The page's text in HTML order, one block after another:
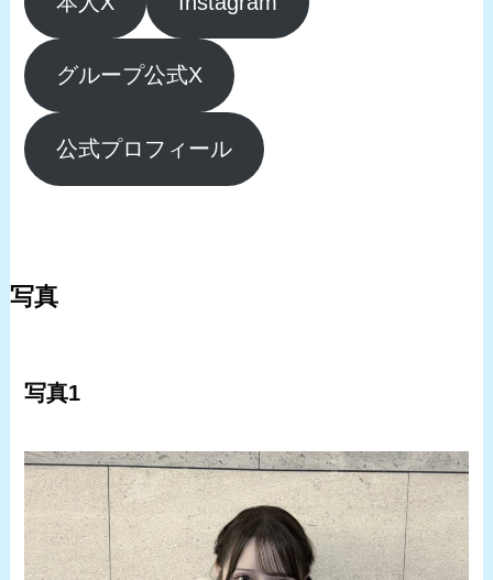
グループ公式X
公式プロフィール
写真
写真1